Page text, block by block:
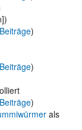
Beiträge)
Beiträge)
Beiträge)
als